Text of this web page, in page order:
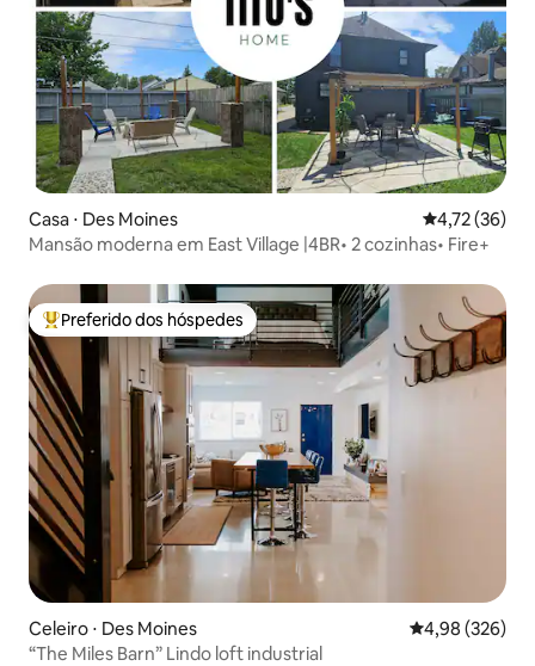
Casa ⋅ Des Moines 4,72 de uma
4,72 (36)
​Mansão moderna em East Village |4BR• 2 cozinhas• Fire+
Entre os melhores preferidos dos hóspedes
Preferido dos hóspedes
Celeiro ⋅ Des Moines 4,98 de uma
4,98 (326)
“The Miles Barn” Lindo loft industrial